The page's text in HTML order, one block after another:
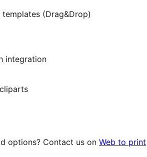
(Drag&Drop)
integration
options? Contact us on Web to print